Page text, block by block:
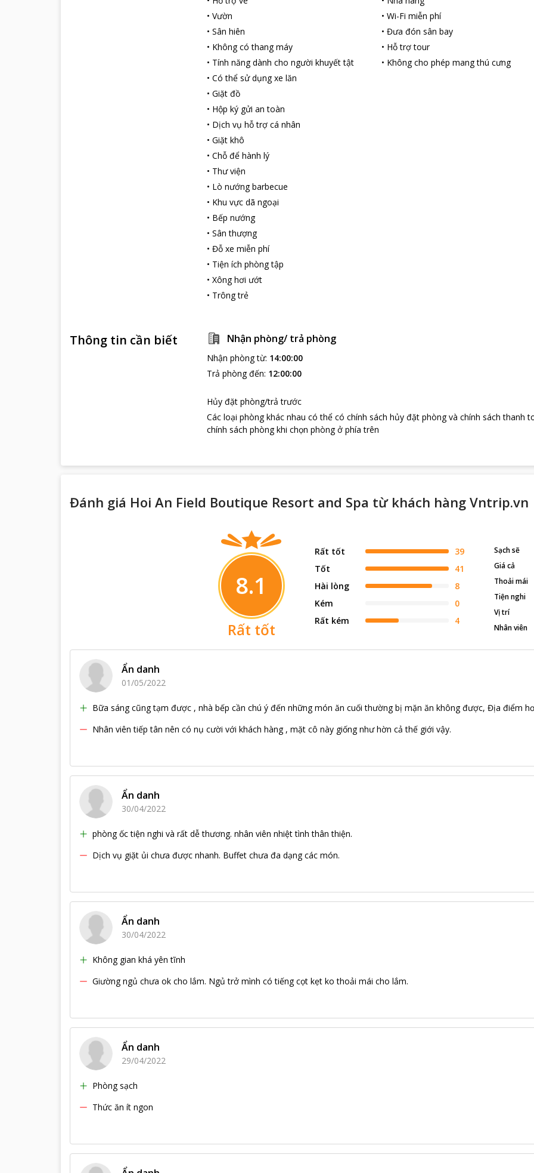
trình và dịch vụ hấp dẫn, nhà hàng sang trọng phục vụ ẩm thực châu Á, Âu và địa
khách cũng có thể tham gia các hoạt động thú vị như triển lãm tranh đương đại ,
xe miễn phí (cần đặt chỗ trước). Nhân viên phục vụ được du khách đánh giá rất cao
du khách chu đáo. Khu nghỉ dưỡng phù hợp với mọi du khách ở mọi lứa tuổi.
• Vườn
• Sân hiên
• Không có thang máy
• Tính năng dành cho người khuyết tật
• Có thể sử dụng xe lăn
• Giặt đồ
• Hộp ký gửi an toàn
• Dịch vụ hỗ trợ cá nhân
• Giặt khô
• Chỗ để hành lý
• Thư viện
• Lò nướng barbecue
• Khu vực dã ngoại
• Bếp nướng
• Sân thượng
• Đỗ xe miễn phí
• Tiện ích phòng tập
• Xông hơi ướt
• Trông trẻ
•Wi-Fi miễn phí
•Đưa đón sân bay
• Hỗ trợ tour
• Không cho phép mang thú cưng
Thông tin cần biết Nhận phòng/ trả phòng
Nhận phòng từ: 14:00:00
Trả phòng đến: 12:00:00
Hủy đặt phòng/trả trước
Các loại phòng khác nhau có thể có chính sách hủy đặt phòng và chính sách thanh
chính sách phòng khi chọn phòng ở phía trên
Đánh giá Hoi An Field Boutique Resort and Spa từ khách hàng Vntrip.vn
8.1
Rất tốt
Rất tốt
39
Tốt
41
Hài lòng
8
Kém
0
Rất kém
4
Sạch sẽ
Giá cả
Thoải mái
Tiện nghi
Vị trí
Nhân viên
Ẩn danh
01/05/2022
Bữa sáng cũng tạm được , nhà bếp cần chú ý đến những món ăn cuối thường bị mặn ăn không được, Địa điểm
Nhân viên tiếp tân nên có nụ cười với khách hàng , mặt cô này giống như hờn cả thế giới vậy.
Ẩn danh
30/04/2022
phòng ốc tiện nghi và rất dễ thương. nhân viên nhiệt tình thân thiện.
Dịch vụ giặt ủi chưa được nhanh. Buffet chưa đa dạng các món.
Ẩn danh
30/04/2022
Không gian khá yên tĩnh
Giường ngủ chưa ok cho lắm. Ngủ trở mình có tiếng cọt kẹt ko thoải mái cho lắm.
Ẩn danh
29/04/2022
Phòng sạch
Thức ăn ít ngon